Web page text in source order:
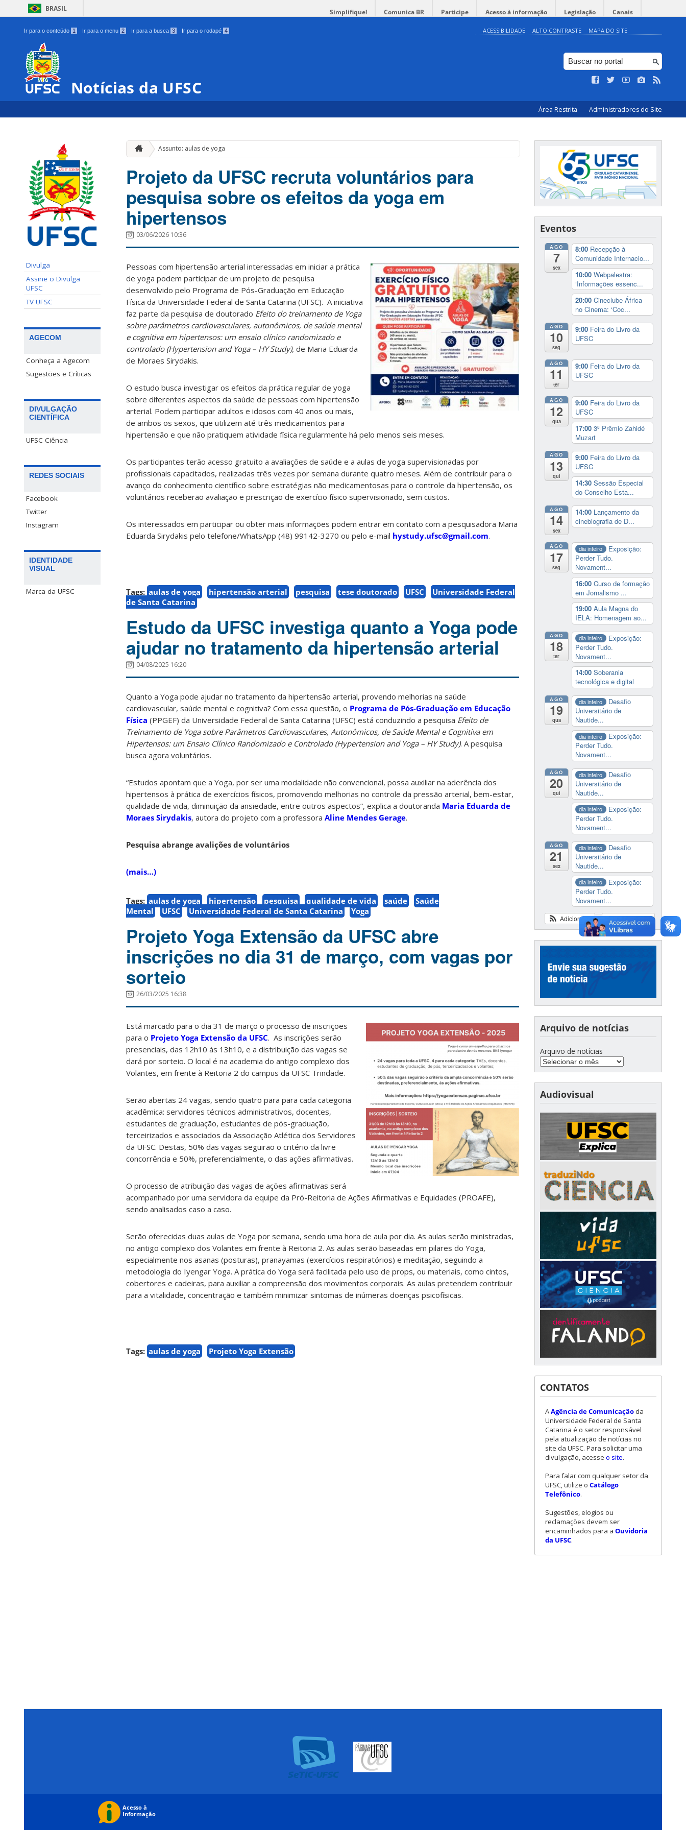
BRASIL Simplifique! Comunica BR Participe Acesso à informação Legislação Canais
Ir para o conteúdo 1 Ir para o menu 2 Ir para a busca 3 Ir para o rodapé 4 ACESSIBILIDADE ALTO CONTRASTE MAPA DO SITE
Notícias da UFSC
Área Restrita Administradores do Site
Divulga
Assine o Divulga
UFSC
TV UFSC
AGECOM
Conheça a Agecom
Sugestões e Críticas
DIVULGAÇÃO
CIENTÍFICA
UFSC Ciência
REDES SOCIAIS
Facebook
Twitter
Instagram
IDENTIDADE
VISUAL
Marca da UFSC
Assunto: aulas de yoga
Projeto da UFSC recruta voluntários para
pesquisa sobre os efeitos da yoga em
hipertensos
03/06/2026 10:36
Pessoas com hipertensão arterial interessadas em iniciar a prática
de yoga podem participar de um projeto de pesquisa
desenvolvido pelo Programa de Pós-Graduação em Educação
Física da Universidade Federal de Santa Catarina (UFSC). A iniciativa
faz parte da pesquisa de doutorado Efeito do treinamento de Yoga
sobre parâmetros cardiovasculares, autonômicos, de saúde mental
e cognitiva em hipertensos: um ensaio clínico randomizado e
controlado (Hypertension and Yoga – HY Study), de Maria Eduarda
de Moraes Sirydakis.
O estudo busca investigar os efeitos da prática regular de yoga
sobre diferentes aspectos da saúde de pessoas com hipertensão
arterial. Podem participar adultos e idosos com 40 anos ou mais,
de ambos os sexos, que utilizem até três medicamentos para
hipertensão e que não pratiquem atividade física regularmente há pelo menos seis meses.
Os participantes terão acesso gratuito a avaliações de saúde e a aulas de yoga supervisionadas por
profissionais capacitados, realizadas três vezes por semana durante quatro meses. Além de contribuir para o
avanço do conhecimento científico sobre estratégias não medicamentosas para o controle da hipertensão, os
voluntários receberão avaliação e prescrição de exercício físico supervisionado, sem custos.
Os interessados em participar ou obter mais informações podem entrar em contato com a pesquisadora Maria
Eduarda Sirydakis pelo telefone/WhatsApp (48) 99142-3270 ou pelo e-mail hystudy.ufsc@gmail.com.
Tags: aulas de yoga hipertensão arterial pesquisa tese doutorado UFSC
Universidade Federal
de Santa Catarina
Estudo da UFSC investiga quanto a Yoga pode
ajudar no tratamento da hipertensão arterial
04/08/2025 16:20
Quanto a Yoga pode ajudar no tratamento da hipertensão arterial, provendo melhorias na saúde
cardiovascular, saúde mental e cognitiva? Com essa questão, o Programa de Pós-Graduação em Educação
Física (PPGEF) da Universidade Federal de Santa Catarina (UFSC) está conduzindo a pesquisa Efeito de
Treinamento de Yoga sobre Parâmetros Cardiovasculares, Autonômicos, de Saúde Mental e Cognitiva em
Hipertensos: um Ensaio Clínico Randomizado e Controlado (Hypertension and Yoga – HY Study). A pesquisa
busca agora voluntários.
“Estudos apontam que a Yoga, por ser uma modalidade não convencional, possa auxiliar na aderência dos
hipertensos à prática de exercícios físicos, promovendo melhorias no controle da pressão arterial, bem-estar,
qualidade de vida, diminuição da ansiedade, entre outros aspectos”, explica a doutoranda Maria Eduarda de
Moraes Sirydakis, autora do projeto com a professora Aline Mendes Gerage.
Pesquisa abrange avalições de voluntários
(mais…)
Tags: aulas de yoga hipertensão pesquisa qualidade de vida saúde
Saúde
Mental
UFSC Universidade Federal de Santa Catarina Yoga
Projeto Yoga Extensão da UFSC abre
inscrições no dia 31 de março, com vagas por
sorteio
26/03/2025 16:38
Está marcado para o dia 31 de março o processo de inscrições
para o Projeto Yoga Extensão da UFSC. As inscrições serão
presenciais, das 12h10 às 13h10, e a distribuição das vagas se
dará por sorteio. O local é na academia do antigo complexo dos
Volantes, em frente à Reitoria 2 do campus da UFSC Trindade.
Serão abertas 24 vagas, sendo quatro para para cada categoria
acadêmica: servidores técnicos administrativos, docentes,
estudantes de graduação, estudantes de pós-graduação,
terceirizados e associados da Associação Atlética dos Servidores
da UFSC. Destas, 50% das vagas seguirão o critério da livre
concorrência e 50%, preferencialmente, o das ações afirmativas.
O processo de atribuição das vagas de ações afirmativas será
acompanhado por uma servidora da equipe da Pró-Reitoria de Ações Afirmativas e Equidades (PROAFE),
sendo analisados caso a caso.
Serão oferecidas duas aulas de Yoga por semana, sendo uma hora de aula por dia. As aulas serão ministradas,
no antigo complexo dos Volantes em frente à Reitoria 2. As aulas serão baseadas em pilares do Yoga,
especialmente nos asanas (posturas), pranayamas (exercícios respiratórios) e meditação, seguindo a
metodologia do Iyengar Yoga. A prática do Yoga será facilitada pelo uso de props, ou materiais, como cintos,
cobertores e cadeiras, para auxiliar a compreensão dos movimentos corporais. As aulas pretendem contribuir
para a vitalidade, concentração e também minimizar sintomas de inúmeras doenças psicofísicas.
Tags: aulas de yoga Projeto Yoga Extensão
Eventos
AGO
7
sex
8:00 Recepção à
Comunidade Internacio...
10:00 Webpalestra:
‘Informações essenc...
20:00 Cineclube África
no Cinema: ‘Coc...
AGO
10
seg
9:00 Feira do Livro da
UFSC
AGO
11
ter
9:00 Feira do Livro da
UFSC
AGO
12
qua
9:00 Feira do Livro da
UFSC
17:00 3º Prêmio Zahidé
Muzart
AGO
13
qui
9:00 Feira do Livro da
UFSC
14:30 Sessão Especial
do Conselho Esta...
AGO
14
sex
14:00 Lançamento da
cinebiografia de D...
AGO
17
seg
dia inteiro
Exposição:
Perder Tudo.
Novament...
16:00 Curso de formação
em Jornalismo ...
19:00 Aula Magna do
IELA: Homenagem ao...
AGO
18
ter
dia inteiro
Exposição:
Perder Tudo.
Novament...
14:00 Soberania
tecnológica e digital
AGO
19
qua
dia inteiro
Desafio
Universitário de
Nautide...
dia inteiro
Exposição:
Perder Tudo.
Novament...
AGO
20
qui
dia inteiro
Desafio
Universitário de
Nautide...
dia inteiro
Exposição:
Perder Tudo.
Novament...
AGO
21
sex
dia inteiro
Desafio
Universitário de
Nautide...
dia inteiro
Exposição:
Perder Tudo.
Novament...
Ver calendário
Adicionar
Arquivo de notícias
Arquivo de notícias
Audiovisual
CONTATOS
AAgência de Comunicação da
Universidade Federal de Santa
Catarina é o setor responsável
pela atualização de notícias no
site da UFSC. Para solicitar uma
divulgação, acesse o site.
Para falar com qualquer setor da
UFSC, utilize o Catálogo
Telefônico.
Sugestões, elogios ou
reclamações devem ser
encaminhados para a Ouvidoria
da UFSC.